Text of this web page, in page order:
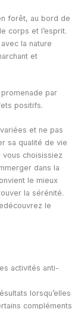
forêt, au bord de
corps et l’esprit.
la nature
et
par
positifs.
et ne pas
sa qualité de vie
vous choisissiez
dans la
le mieux
la sérénité.
le
activités anti-
lorsqu’elles
compléments